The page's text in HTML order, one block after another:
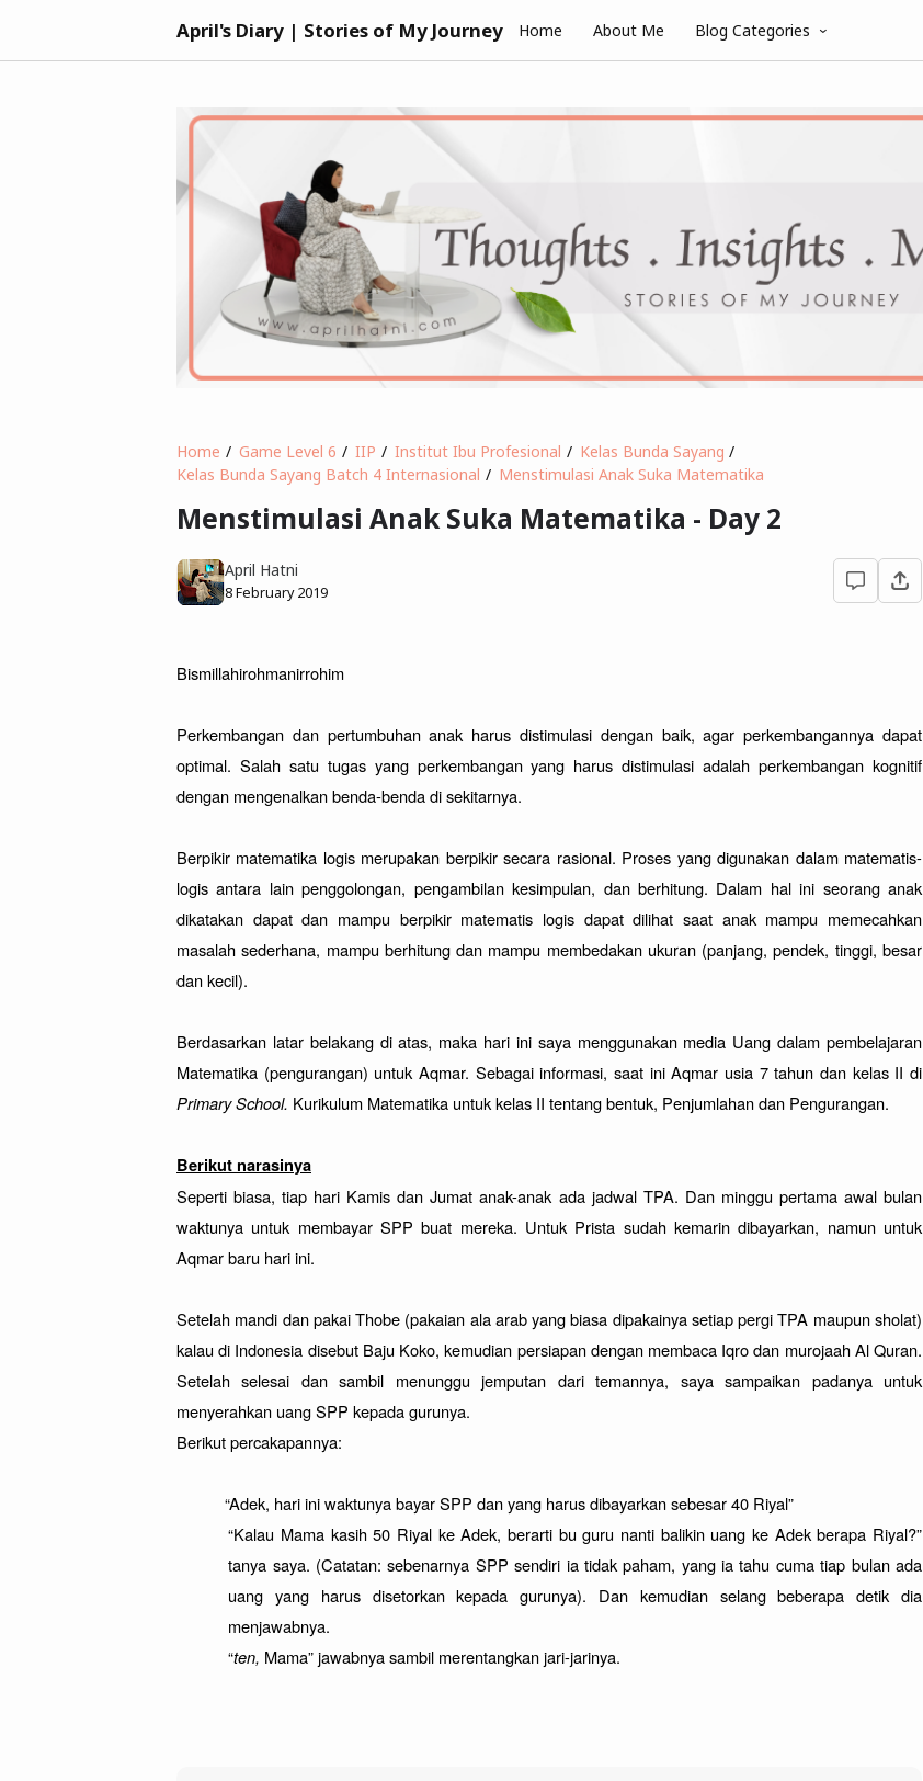
April's Diary | Stories of My Journey Home About Me Blog Categories
Home Game Level 6 IIP Institut Ibu Profesional
Kelas Bunda Sayang
Kelas Bunda Sayang Batch 4 Internasional
Menstimulasi Anak Suka Matematika
Menstimulasi Anak Suka Matematika - Day 2
April Hatni
8 February 2019
Bismillahirohmanirrohim
Perkembangan dan pertumbuhan anak harus distimulasi dengan baik, agar perkembangannya dapat
optimal. Salah satu tugas yang perkembangan yang harus distimulasi adalah perkembangan kognitif
dengan mengenalkan benda-benda di sekitarnya.
Berpikir matematika logis merupakan berpikir secara rasional. Proses yang digunakan dalam matematis-
logis antara lain penggolongan, pengambilan kesimpulan, dan berhitung. Dalam hal ini seorang anak
dikatakan dapat dan mampu berpikir matematis logis dapat dilihat saat anak mampu memecahkan
masalah sederhana, mampu berhitung dan mampu membedakan ukuran (panjang, pendek, tinggi, besar
dan kecil).
Berdasarkan latar belakang di atas, maka hari ini saya menggunakan media Uang dalam pembelajaran
Primary School. Kurikulum Matematika untuk kelas II tentang bentuk, Penjumlahan dan Pengurangan.
Berikut narasinya
Seperti biasa, tiap hari Kamis dan Jumat anak-anak ada jadwal TPA. Dan minggu pertama awal bulan
waktunya untuk membayar SPP buat mereka. Untuk Prista sudah kemarin dibayarkan, namun untuk
Aqmar baru hari ini.
Setelah mandi dan pakai Thobe (pakaian ala arab yang biasa dipakainya setiap pergi TPA maupun sholat)
kalau di Indonesia disebut Baju Koko, kemudian persiapan dengan membaca Iqro dan murojaah Al Quran.
Setelah selesai dan sambil menunggu jemputan dari temannya, saya sampaikan padanya untuk
menyerahkan uang SPP kepada gurunya.
Berikut percakapannya:
“Adek, hari ini waktunya bayar SPP dan yang harus dibayarkan sebesar 40 Riyal”
“Kalau Mama kasih 50 Riyal ke Adek, berarti bu guru nanti balikin uang ke Adek berapa Riyal?”
tanya saya. (Catatan: sebenarnya SPP sendiri ia tidak paham, yang ia tahu cuma tiap bulan ada
uang yang harus disetorkan kepada gurunya). Dan kemudian selang beberapa detik dia
menjawabnya.
“ten, Mama” jawabnya sambil merentangkan jari-jarinya.